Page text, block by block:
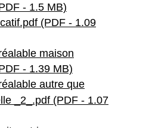
- 1.5 MB)
(PDF - 1.09
maison
- 1.39 MB)
autre que
_2_.pdf (PDF - 1.07